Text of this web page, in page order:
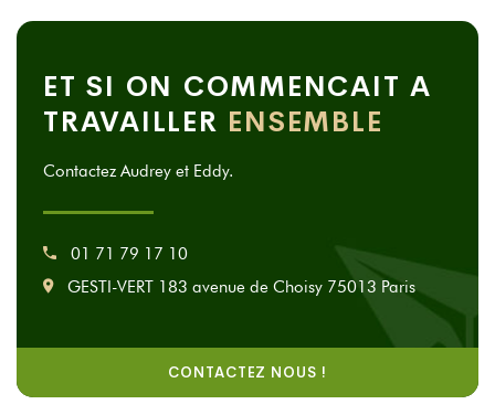
ET SI ON COMMENCAIT A
TRAVAILLER ENSEMBLE
Contactez Audrey et Eddy.
01 71 79 17 10
GESTI-VERT 183 avenue de Choisy 75013 Paris
CONTACTEZ NOUS !